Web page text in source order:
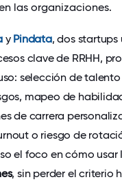
las organizaciones.
y Pindata, dos startups
clave de RRHH,
selección de
mapeo de
de carrera
o riesgo de
el foco en cómo usar
, sin perder el criterio